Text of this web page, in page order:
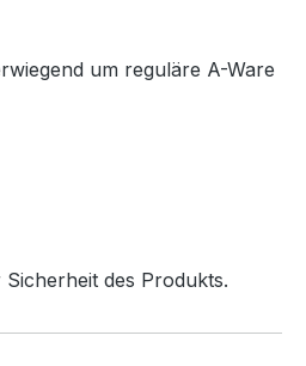
um reguläre A-Ware
des Produkts.